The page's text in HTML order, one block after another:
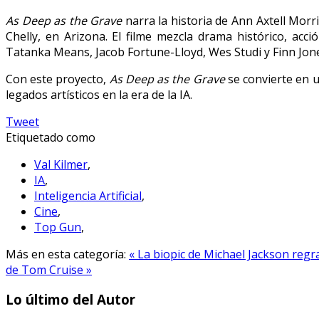
As Deep as the Gravenarra la historia de Ann Axtell
Chelly, en Arizona. El filme mezcla drama histórico,
Tatanka Means, Jacob Fortune-Lloyd, Wes Studi y Finn
Con este proyecto, As Deep as the Gravese convierte en
legados artísticos en la era de la IA.
Tweet
Etiquetado como
Val Kilmer,
IA,
Inteligencia Artificial,
Cine,
Top Gun,
Más en esta categoría: « La biopic de Michael Jackson
de Tom Cruise »
Lo último del Autor